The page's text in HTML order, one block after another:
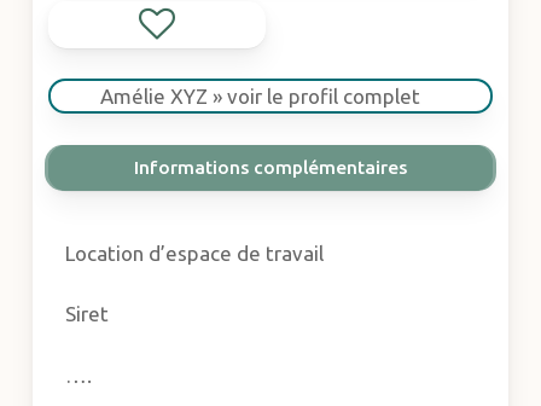
Amélie XYZ » voir le profil complet
Informations complémentaires
Location d’espace de travail
Siret